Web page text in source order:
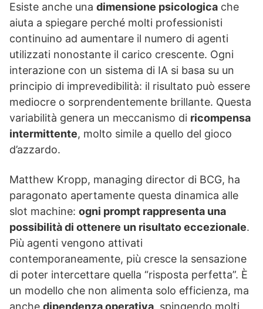
Esiste anche una dimensione psicologica che
aiuta a spiegare perché molti professionisti
continuino ad aumentare il numero di agenti
utilizzati nonostante il carico crescente. Ogni
interazione con un sistema di IA si basa su un
principio di imprevedibilità: il risultato può essere
mediocre o sorprendentemente brillante. Questa
variabilità genera un meccanismo di ricompensa
intermittente, molto simile a quello del gioco
d’azzardo.
Matthew Kropp, managing director di BCG, ha
paragonato apertamente questa dinamica alle
slot machine: ogni prompt rappresenta una
possibilità di ottenere un risultato eccezionale.
Più agenti vengono attivati
contemporaneamente, più cresce la sensazione
di poter intercettare quella “risposta perfetta”. È
un modello che non alimenta solo efficienza, ma
anche dipendenza operativa , spingendo molti